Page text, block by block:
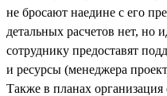
не бросают наедине с его
детальных расчетов нет, но
сотруднику предоставят
и ресурсы (менеджера
Также в планах